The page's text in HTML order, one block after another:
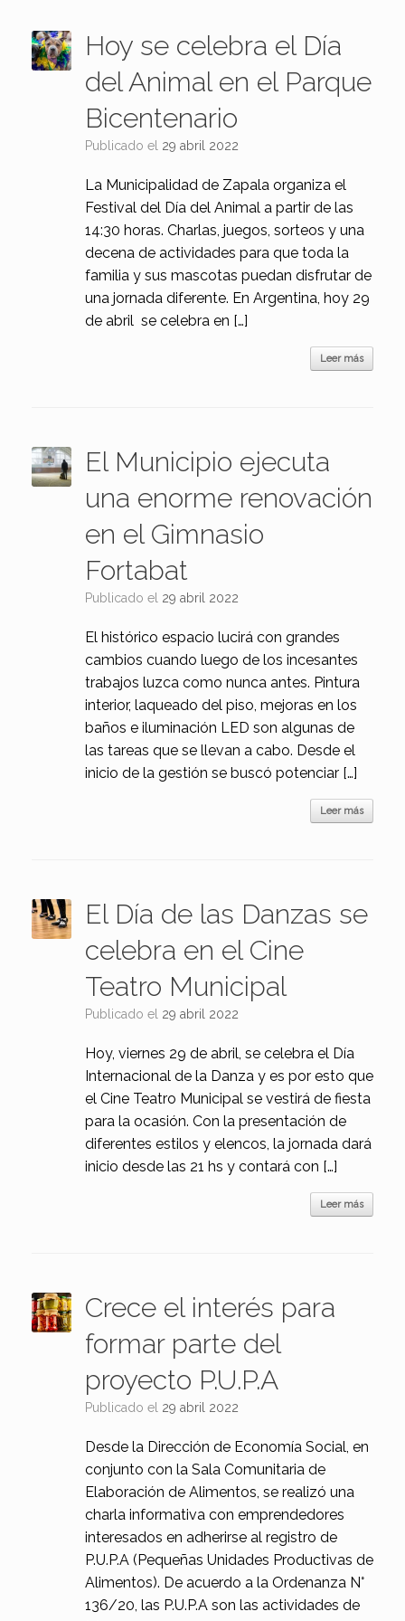
Hoy se celebra el Día
del Animal en el Parque
Bicentenario
Publicado el 29 abril 2022
La Municipalidad de Zapala organiza el
Festival del Día del Animal a partir de las
14:30 horas. Charlas, juegos, sorteos y una
decena de actividades para que toda la
familia y sus mascotas puedan disfrutar de
una jornada diferente. En Argentina, hoy 29
de abril se celebra en […]
Leer más
El Municipio ejecuta
una enorme renovación
en el Gimnasio
Fortabat
Publicado el 29 abril 2022
El histórico espacio lucirá con grandes
cambios cuando luego de los incesantes
trabajos luzca como nunca antes. Pintura
interior, laqueado del piso, mejoras en los
baños e iluminación LED son algunas de
las tareas que se llevan a cabo. Desde el
inicio de la gestión se buscó potenciar […]
Leer más
El Día de las Danzas se
celebra en el Cine
Teatro Municipal
Publicado el 29 abril 2022
Hoy, viernes 29 de abril, se celebra el Día
Internacional de la Danza y es por esto que
el Cine Teatro Municipal se vestirá de fiesta
para la ocasión. Con la presentación de
diferentes estilos y elencos, la jornada dará
inicio desde las 21 hs y contará con […]
Leer más
Crece el interés para
formar parte del
proyecto P.U.P.A
Publicado el 29 abril 2022
Desde la Dirección de Economía Social, en
conjunto con la Sala Comunitaria de
Elaboración de Alimentos, se realizó una
charla informativa con emprendedores
interesados en adherirse al registro de
P.U.P.A (Pequeñas Unidades Productivas de
Alimentos). De acuerdo a la Ordenanza N°
136/20, las P.U.P.A son las actividades de